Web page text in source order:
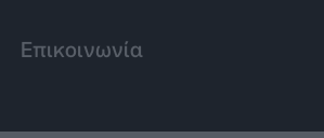
Επικοινωνία